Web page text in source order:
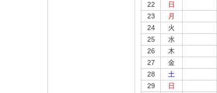
22
日
23
月
24
火
25
水
26
木
27
金
28
土
29
日